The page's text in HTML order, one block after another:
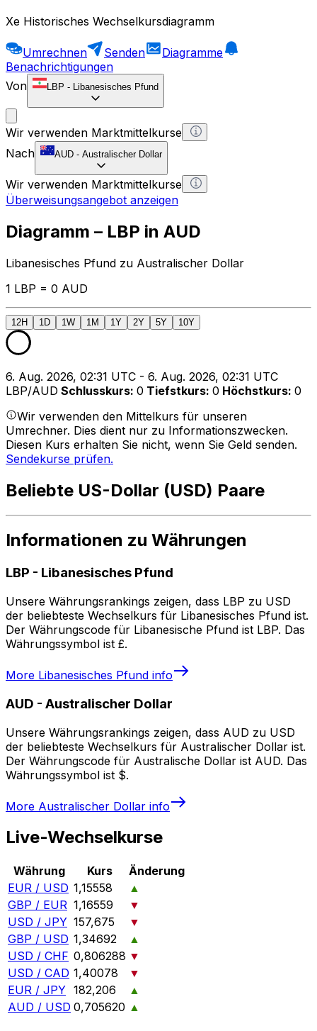
Xe Historisches Wechselkursdiagramm
Umrechnen Senden
Diagramme
Benachrichtigungen
Von
LBP - Libanesisches Pfund
Wir verwenden Marktmittelkurse
Nach
AUD - Australischer Dollar
Wir verwenden Marktmittelkurse
Überweisungsangebot anzeigen
Diagramm – LBP in AUD
Libanesisches Pfund zu Australischer Dollar
1 LBP = 0 AUD
12H 1D 1W 1M 1Y 2Y 5Y 10Y
6. Aug. 2026, 02:31 UTC - 6. Aug. 2026, 02:31 UTC
LBP/AUD Schlusskurs: 0 Tiefstkurs: 0 Höchstkurs: 0
Wir verwenden den Mittelkurs für unseren
Umrechner. Dies dient nur zu Informationszwecken.
Diesen Kurs erhalten Sie nicht, wenn Sie Geld senden.
Sendekurse prüfen.
Beliebte US-Dollar (USD) Paare
Informationen zu Währungen
LBP - Libanesisches Pfund
Unsere Währungsrankings zeigen, dass LBP zu USD
der beliebteste Wechselkurs für Libanesisches Pfund ist.
Der Währungscode für Libanesische Pfund ist LBP. Das
Währungssymbol ist £.
More Libanesisches Pfund info
AUD - Australischer Dollar
Unsere Währungsrankings zeigen, dass AUD zu USD
der beliebteste Wechselkurs für Australischer Dollar ist.
Der Währungscode für Australische Dollar ist AUD. Das
Währungssymbol ist $.
More Australischer Dollar info
Live-Wechselkurse
Währung Kurs
Änderung
EUR / USD 1,15558
▲
GBP / EUR 1,16559
▼
USD / JPY 157,675
▼
GBP / USD 1,34692
▲
USD / CHF 0,806288 ▼
USD / CAD 1,40078
▼
EUR / JPY 182,206
▲
AUD / USD 0,705620 ▲